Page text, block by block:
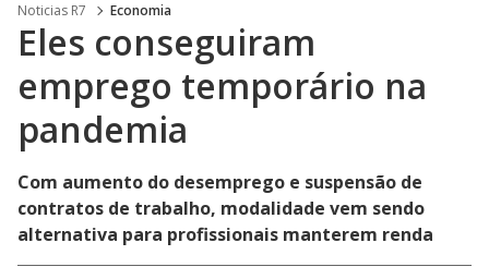
Noticias R7 Economia
Eles conseguiram
emprego temporário na
pandemia
Com aumento do desemprego e suspensão de
contratos de trabalho, modalidade vem sendo
alternativa para profissionais manterem renda